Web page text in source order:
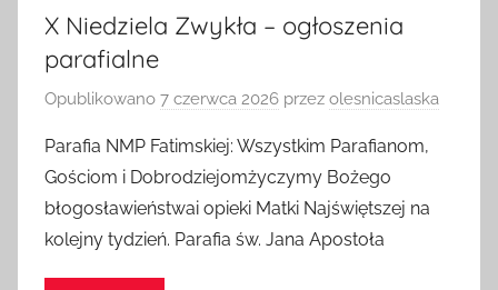
X Niedziela Zwykła – ogłoszenia
parafialne
Opublikowano 7 czerwca 2026 przez olesnicaslaska
Parafia NMP Fatimskiej: Wszystkim Parafianom,
Gościom i Dobrodziejomżyczymy Bożego
błogosławieństwai opieki Matki Najświętszej na
kolejny tydzień. Parafia św. Jana Apostoła